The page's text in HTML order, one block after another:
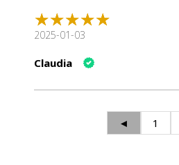
2025-01-03
Claudia
◄ 1